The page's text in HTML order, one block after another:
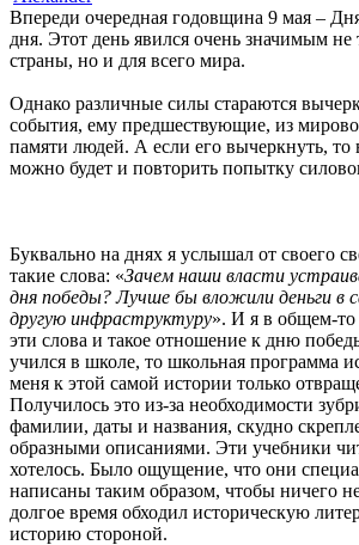
Впереди очередная годовщина 9 мая –
дня. Этот день явился очень значимым не
страны, но и для всего мира.
Однако различные силы стараются
события, ему предшествующие, из
памяти людей. А если его вычеркнуть, то
можно будет и повторить попытку
Буквально на днях я услышал от своего
такие слова: «Зачем наши власти
дня победы? Лучше бы вложили деньги в
другую инфраструктуру». И я в общем-
эти слова и такое отношение к дню
учился в школе, то школьная программа
меня к этой самой истории только
Получилось это из-за необходимости
фамилии, даты и названия, скудно
образными описаниями. Эти учебники
хотелось. Было ощущение, что они
написаны таким образом, чтобы ничего
долгое время обходил историческую
историю стороной.